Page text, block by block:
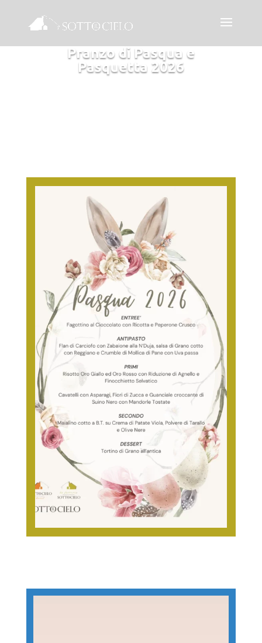
Pranzo di Pasqua e
Pasquetta 2026